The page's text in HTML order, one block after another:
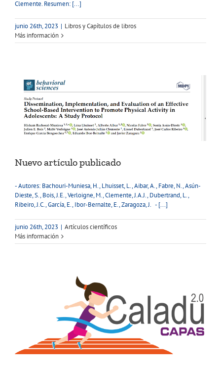
Clemente. Resumen: [...]
junio 26th, 2023 | Libros y Capítulos de libros
Más información
Nuevo artículo publicado
- Autores: Bachouri-Muniesa, H., Lhuisset, L., Aibar, A., Fabre, N., Asún-
Dieste, S., Bois, J.E., Verloigne, M., Clemente, J.A.J., Dubertrand, L.,
Ribeiro, J.C., García, E., Ibor-Bernalte, E., Zaragoza, J. - [...]
junio 26th, 2023 | Artículos científicos
Más información